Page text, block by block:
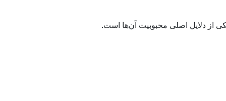
از دلایل اصلی محبوبیت آن‌ها است.